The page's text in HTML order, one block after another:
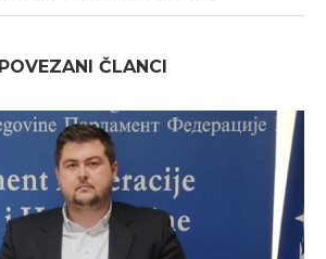
POVEZANI ČLANCI